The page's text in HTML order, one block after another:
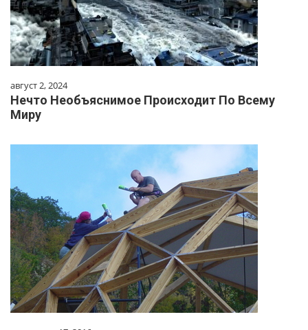
август 2, 2024
Нечто Необъяснимое Происходит По Всему
Миру